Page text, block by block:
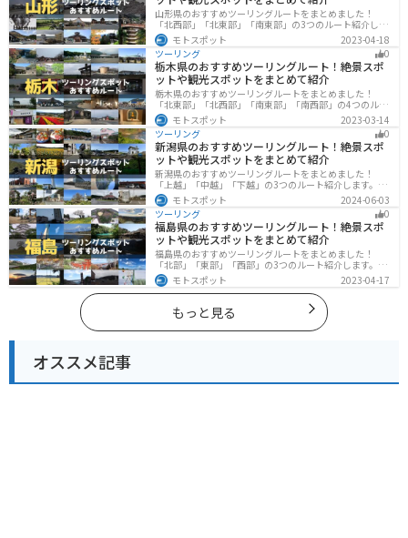
山形県のおすすめツーリングルートをまとめました！
「北西部」「北東部」「南東部」の3つのルート紹介しま
す。豊かな自然と歴史的な観光スポット、山と海どちら
も堪能できるスポットが多数あります。バイクで山形県
にツーリングに行く際は参考にしてください。
モトスポット
2023-04-18
ツーリング
0
栃木県のおすすめツーリングルート！絶景スポ
ットや観光スポットをまとめて紹介
栃木県のおすすめツーリングルートをまとめました！
「北東部」「北西部」「南東部」「南西部」の4つのルー
ト紹介します。日本を代表する神社や広大な山や滝、湖
などを歴史や自然を満喫するツーリングができます。バ
イクで栃木県にツーリングに行く際は参考にしてくださ
い。
モトスポット
2023-03-14
ツーリング
0
新潟県のおすすめツーリングルート！絶景スポ
ットや観光スポットをまとめて紹介
新潟県のおすすめツーリングルートをまとめました！
「上越」「中越」「下越」の3つのルート紹介します。自
然豊かな山と海、グルメも充実しており、自然を満喫す
るツーリングができます。バイクで新潟県にツーリング
に行く際は参考にしてください。
モトスポット
2024-06-03
ツーリング
0
福島県のおすすめツーリングルート！絶景スポ
ットや観光スポットをまとめて紹介
福島県のおすすめツーリングルートをまとめました！
「北部」「東部」「西部」の3つのルート紹介します。内
陸部には山々が連なり、海岸線は太平洋に面してるので
観光スポットが多数あります。バイクで福島県にツーリ
ングに行く際は参考にしてください。
モトスポット 2023-04-17
もっと見る
オススメ記事